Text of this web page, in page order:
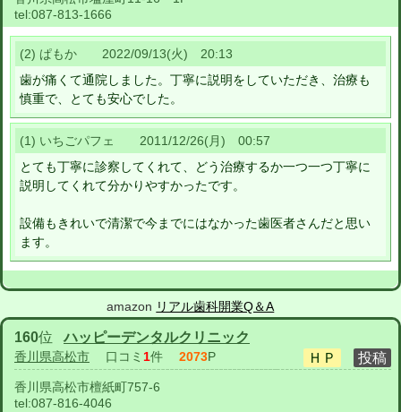
tel:087-813-1666
(2) ぱもか 2022/09/13(火) 20:13
歯が痛くて通院しました。丁寧に説明をしていただき、治療も
慎重で、とても安心でした。
(1) いちごパフェ 2011/12/26(月) 00:57
とても丁寧に診察してくれて、どう治療するか一つ一つ丁寧に
説明してくれて分かりやすかったです。
設備もきれいで清潔で今までにはなかった歯医者さんだと思い
ます。
amazon リアル歯科開業Q＆A
160位ハッピーデンタルクリニック
香川県高松市 口コミ 1件 2073P
香川県高松市檀紙町757-6
tel:087-816-4046